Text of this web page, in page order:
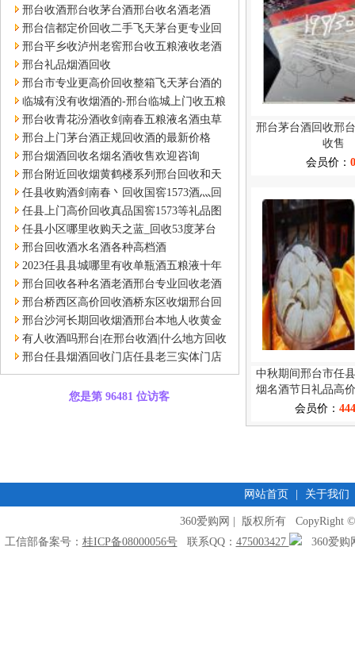
邢台收酒邢台收茅台酒邢台收名酒老酒
邢台信都定价回收二手飞天茅台更专业回
收国窖1573酒
邢台平乡收泸州老窖邢台收五粮液收老酒
邢台礼品烟酒回收
邢台市专业更高价回收整箱飞天茅台酒的
消息
临城有没有收烟酒的-邢台临城上门收五粮
液国窖茅台泸州老窖
邢台收青花汾酒收剑南春五粮液名酒虫草
邢台上门茅台酒正规回收酒的最新价格
邢台烟酒回收名烟名酒收售欢迎咨询
邢台附近回收烟黄鹤楼系列邢台回收和天
下云烟
任县收购酒剑南春丶回收国窖1573酒灬回
收剑南春酒
任县上门高价回收真品国窖1573等礼品图
文信息任县县城
任县小区哪里收购天之蓝_回收53度茅台
用心前行
邢台回收酒水名酒各种高档酒
2023任县县城哪里有收单瓶酒五粮液十年
邢台回收各种名酒老酒邢台专业回收老酒
消费卡
邢台桥西区高价回收酒桥东区收烟邢台回
收烟酒
邢台沙河长期回收烟酒邢台本地人收黄金
叶大重九中华烟
有人收酒吗邢台|在邢台收酒|什么地方回收
白酒、洋酒、红酒
邢台任县烟酒回收门店任县老三实体门店
回收剑南春酒国窖酒
您是第 96481 位访客
邢台茅台酒回收邢
收售
会员价：
中秋期间邢台市任
烟名酒节日礼品高
微致
会员价：
网站首页 关于我们
360爱购网 | 版权所有 CopyRight ©
工信部备案号： 桂ICP备08000056号联系QQ： 475003427 360爱购